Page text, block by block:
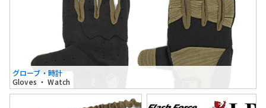
グローブ・時計
Gloves ・ Watch